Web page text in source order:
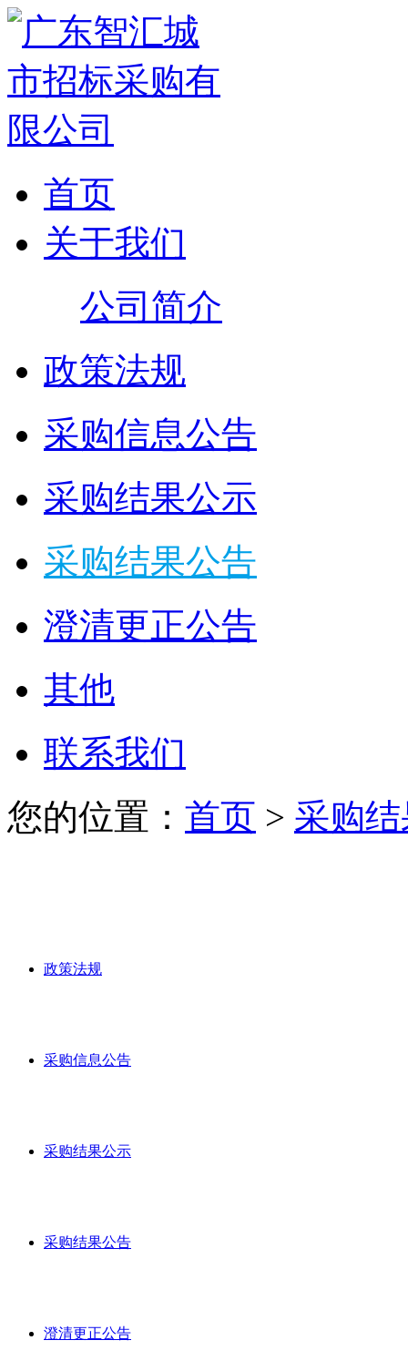
首页
关于我们
公司简介
政策法规
采购信息公告
采购结果公示
采购结果公告
澄清更正公告
其他
联系我们
您的位置： 首页 > 采购
政策法规
采购信息公告
采购结果公示
采购结果公告
澄清更正公告